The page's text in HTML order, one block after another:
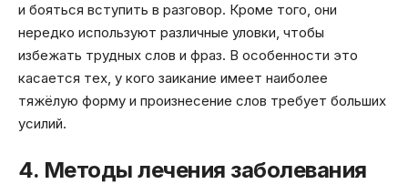
и бояться вступить в разговор. Кроме того, они
нередко используют различные уловки, чтобы
избежать трудных слов и фраз. В особенности это
касается тех, у кого заикание имеет наиболее
тяжёлую форму и произнесение слов требует больших
усилий.
4. Методы лечения заболевания